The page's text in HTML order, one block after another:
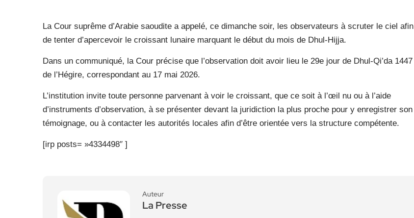
La Cour suprême d’Arabie saoudite a appelé, ce dimanche soir, les observateurs à scruter le ciel afin
de tenter d’apercevoir le croissant lunaire marquant le début du mois de Dhul-Hijja.
Dans un communiqué, la Cour précise que l’observation doit avoir lieu le 29e jour de Dhul-Qi’da 1447
de l’Hégire, correspondant au 17 mai 2026.
L’institution invite toute personne parvenant à voir le croissant, que ce soit à l’œil nu ou à l’aide
d’instruments d’observation, à se présenter devant la juridiction la plus proche pour y enregistrer son
témoignage, ou à contacter les autorités locales afin d’être orientée vers la structure compétente.
[irp posts= »4334498″ ]
Auteur
La Presse